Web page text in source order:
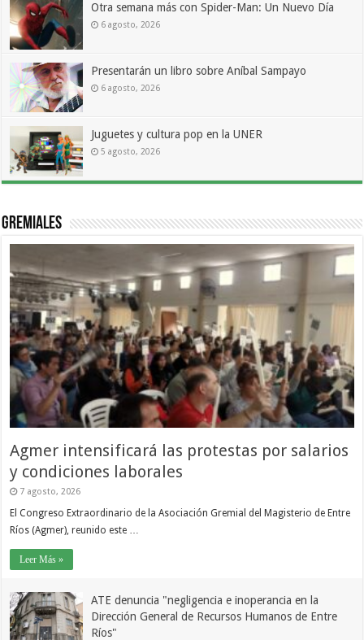
Otra semana más con Spider-Man: Un Nuevo Día
6 agosto, 2026
Presentarán un libro sobre Aníbal Sampayo
6 agosto, 2026
Juguetes y cultura pop en la UNER
5 agosto, 2026
Gremiales
Agmer intensificará las protestas por salarios
y condiciones laborales
7 agosto, 2026
El Congreso Extraordinario de la Asociación Gremial del Magisterio de Entre
Ríos (Agmer), reunido este …
Leer Más »
ATE denuncia "negligencia e inoperancia en la
Dirección General de Recursos Humanos de Entre
Ríos"